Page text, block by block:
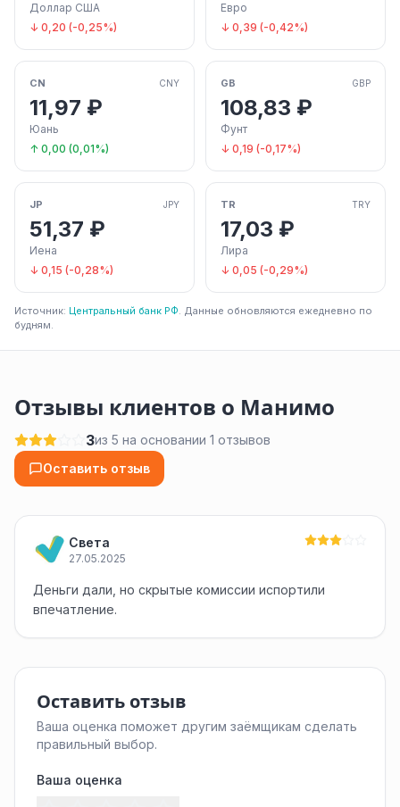
Доллар США
↓ 0,20 (-0,25%)
Евро
↓ 0,39 (-0,42%)
CN CNY
11,97 ₽
Юань
↑ 0,00 (0,01%)
GB GBP
108,83 ₽
Фунт
↓ 0,19 (-0,17%)
JP JPY
51,37 ₽
Иена
↓ 0,15 (-0,28%)
TR TRY
17,03 ₽
Лира
↓ 0,05 (-0,29%)
Источник: Центральный банк РФ. Данные обновляются ежедневно по
будням.
Отзывы клиентов о Манимо
3из 5 на основании 1 отзывов
Оставить отзыв
Света
27.05.2025
Деньги дали, но скрытые комиссии испортили
впечатление.
Оставить отзыв
Ваша оценка поможет другим заёмщикам сделать
правильный выбор.
Ваша оценка